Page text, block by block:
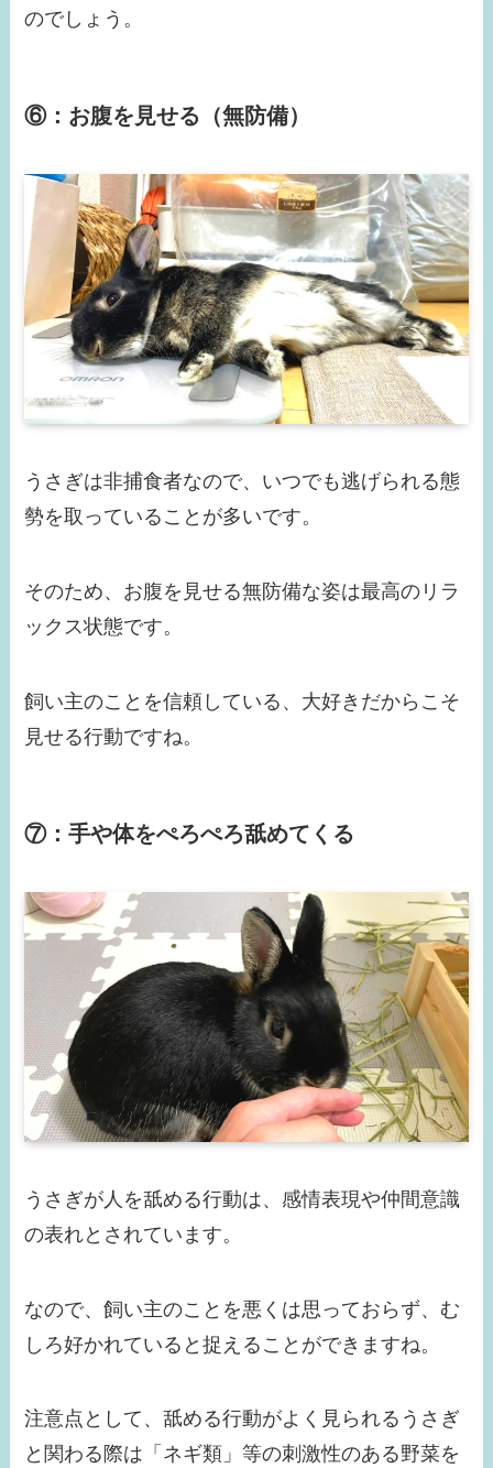
のでしょう。
⑥：お腹を見せる（無防備）
うさぎは非捕食者なので、いつでも逃げられる態
勢を取っていることが多いです。
そのため、お腹を見せる無防備な姿は最高のリラ
ックス状態です。
飼い主のことを信頼している、大好きだからこそ
見せる行動ですね。
⑦：手や体をぺろぺろ舐めてくる
うさぎが人を舐める行動は、感情表現や仲間意識
の表れとされています。
なので、飼い主のことを悪くは思っておらず、む
しろ好かれていると捉えることができますね。
注意点として、舐める行動がよく見られるうさぎ
と関わる際は「ネギ類」等の刺激性のある野菜を